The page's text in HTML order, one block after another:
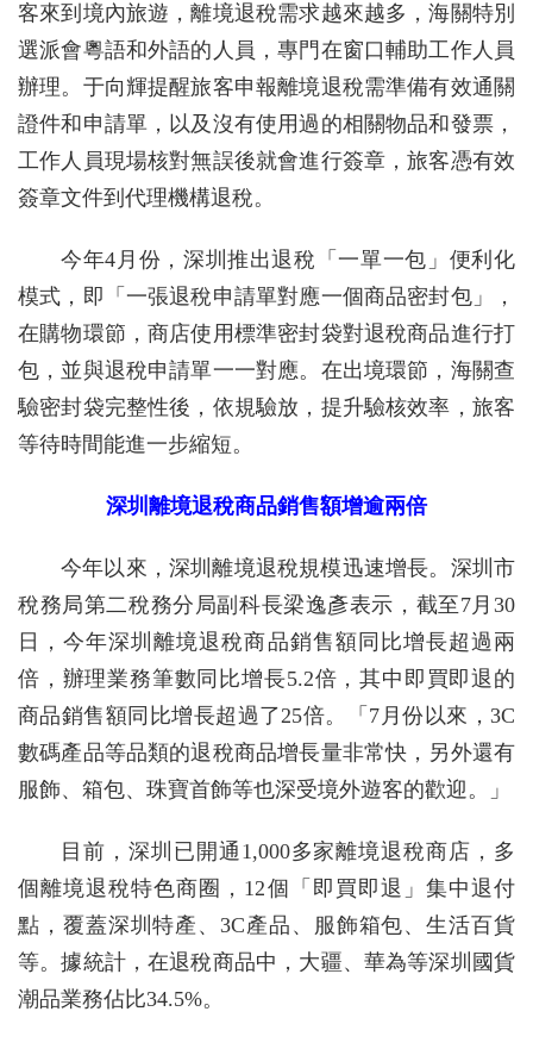
客來到境內旅遊，離境退稅需求越來越多，海關特別
選派會粵語和外語的人員，專門在窗口輔助工作人員
辦理。于向輝提醒旅客申報離境退稅需準備有效通關
證件和申請單，以及沒有使用過的相關物品和發票，
工作人員現場核對無誤後就會進行簽章，旅客憑有效
簽章文件到代理機構退稅。
今年4月份，深圳推出退稅「一單一包」便利化
模式，即「一張退稅申請單對應一個商品密封包」，
在購物環節，商店使用標準密封袋對退稅商品進行打
包，並與退稅申請單一一對應。在出境環節，海關查
驗密封袋完整性後，依規驗放，提升驗核效率，旅客
等待時間能進一步縮短。
深圳離境退稅商品銷售額增逾兩倍
今年以來，深圳離境退稅規模迅速增長。深圳市
稅務局第二稅務分局副科長梁逸彥表示，截至7月30
日，今年深圳離境退稅商品銷售額同比增長超過兩
倍，辦理業務筆數同比增長5.2倍，其中即買即退的
商品銷售額同比增長超過了25倍。「7月份以來，3C
數碼產品等品類的退稅商品增長量非常快，另外還有
服飾、箱包、珠寶首飾等也深受境外遊客的歡迎。」
目前，深圳已開通1,000多家離境退稅商店，多
個離境退稅特色商圈，12個「即買即退」集中退付
點，覆蓋深圳特產、3C產品、服飾箱包、生活百貨
等。據統計，在退稅商品中，大疆、華為等深圳國貨
潮品業務佔比34.5%。